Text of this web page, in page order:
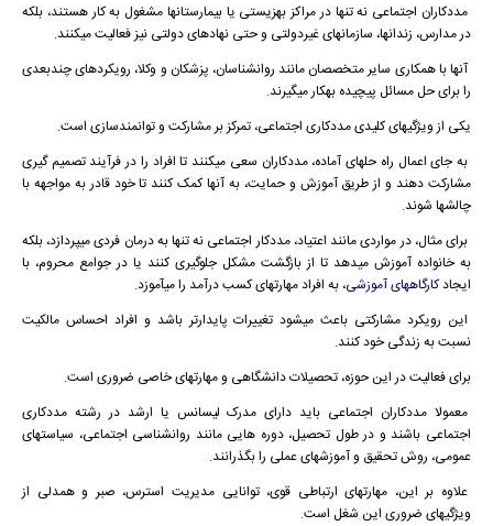
مددکاران اجتماعی نه تنها در مراکز بهزیستی یا بیمارستانها مشغول به کار هستند، بلکه
در مدارس، زندانها، سازمانهای غیردولتی و حتی نهادهای دولتی نیز فعالیت میکنند.
آنها با همکاری سایر متخصصان مانند روانشناسان، پزشکان و وکلا، رویکردهای چندبعدی
را برای حل مسائل پیچیده بهکار میگیرند.
یکی از ویژگیهای کلیدی مددکاری اجتماعی، تمرکز بر مشارکت و توانمندسازی است.
به جای اعمال راه حلهای آماده، مددکاران سعی میکنند تا افراد را در فرآیند تصمیم گیری
مشارکت دهند و از طریق آموزش و حمایت، به آنها کمک کنند تا خود قادر به مواجهه با
چالشها شوند.
برای مثال، در مواردی مانند اعتیاد، مددکار اجتماعی نه تنها به درمان فردی میپردازد، بلکه
به خانواده آموزش میدهد تا از بازگشت مشکل جلوگیری کنند یا در جوامع محروم، با
ایجادکارگاههای آموزشی، به افراد مهارتهای کسب درآمد را میآموزد.
این رویکرد مشارکتی باعث میشود تغییرات پایدارتر باشد و افراد احساس مالکیت
نسبت به زندگی خود کنند.
برای فعالیت در این حوزه، تحصیلات دانشگاهی و مهارتهای خاصی ضروری است.
معمولا مددکاران اجتماعی باید دارای مدرک لیسانس یا ارشد در رشته مددکاری
اجتماعی باشند و در طول تحصیل، دوره هایی مانند روانشناسی اجتماعی، سیاستهای
عمومی، روش تحقیق و آموزشهای عملی را بگذرانند.
علاوه بر این، مهارتهای ارتباطی قوی، توانایی مدیریت استرس، صبر و همدلی از
ویژگیهای ضروری این شغل است.